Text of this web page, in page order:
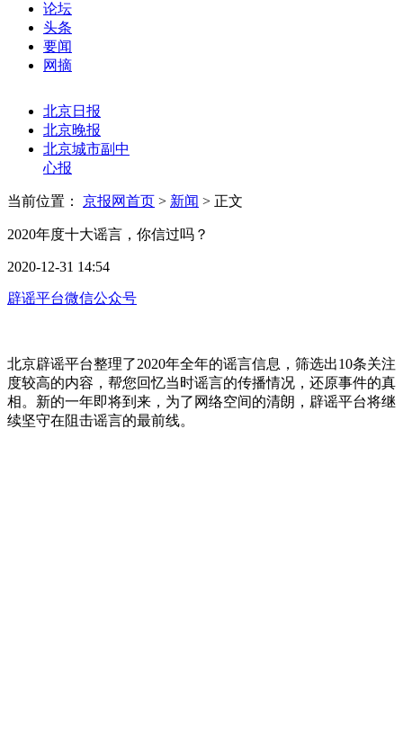
论坛
头条
要闻
网摘
北京日报
北京晚报
北京城市副中
心报
当前位置： 京报网首页 > 新闻 > 正文
2020年度十大谣言，你信过吗？
2020-12-31 14:54
辟谣平台微信公众号
北京辟谣平台整理了2020年全年的谣言信息，筛选出10条关注
度较高的内容，帮您回忆当时谣言的传播情况，还原事件的真
相。新的一年即将到来，为了网络空间的清朗，辟谣平台将继
续坚守在阻击谣言的最前线。